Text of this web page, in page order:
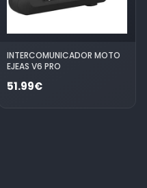
INTERCOMUNICADOR MOTO
EJEAS V6 PRO
51.99€